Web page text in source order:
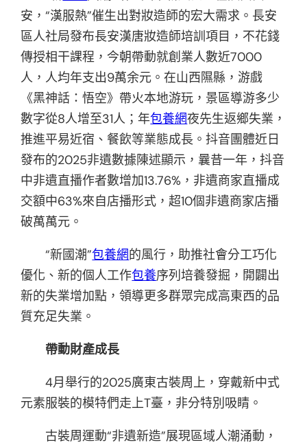
安，“漢服熱”催生出對妝造師的宏大需求。長安
區人社局發布長安漢唐妝造師培訓項目，不花錢
傳授相干課程，今朝帶動就創業人數近7000
人，人均年支出9萬余元。在山西隰縣，游戲
《黑神話：悟空》帶火本地游玩，景區導游多少
數字從8人增至31人；年包養網夜先生返鄉失業，
推進平易近宿、餐飲等業態成長。抖音團體近日
發布的2025非遺數據陳述顯示，曩昔一年，抖音
中非遺直播作者數增加13.76%，非遺商家直播成
交額中63%來自店播形式，超10個非遺商家店播
破萬萬元。
“新國潮”包養網的風行，助推社會分工巧化
優化、新的個人工作包養序列培養發掘，開闢出
新的失業增加點，領導更多群眾完成高東西的品
質充足失業。
帶動財產成長
4月舉行的2025廣東古裝周上，穿戴新中式
元素服裝的模特們走上T臺，非分特別吸睛。
古裝周運動“非遺新造”展現區域人潮涌動，